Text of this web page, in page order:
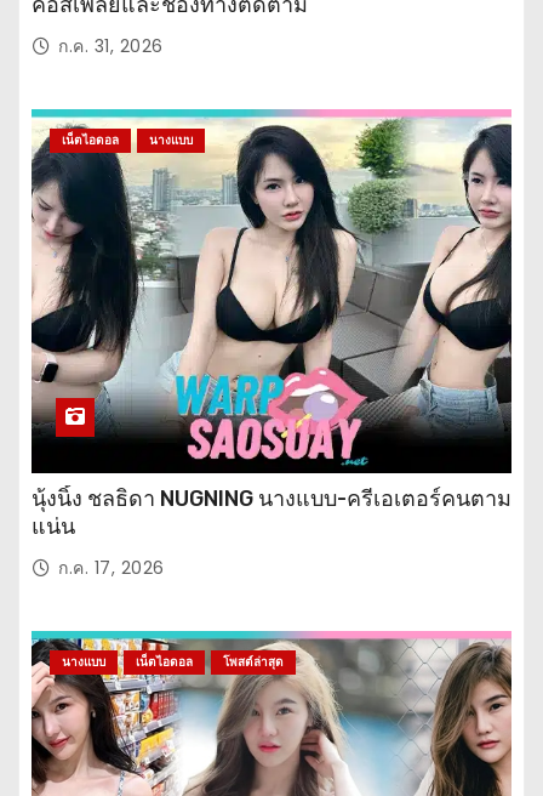
ก.ค. 31, 2026
เน็ตไอดอล นางแบบ
นุ้งนิ้ง ชลธิดา NUGNING นางแบบ-ครีเอเตอร์คนตาม
แน่น
ก.ค. 17, 2026
นางแบบ เน็ตไอดอล โพสต์ล่าสุด